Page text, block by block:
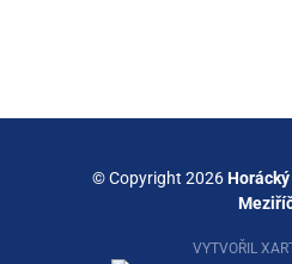
© Copyright 2026
VYTVOŘIL